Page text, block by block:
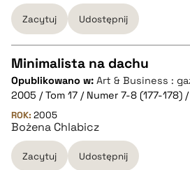
BIBTEX
pobierz cytat
Zacytuj Udostępnij
CZYSTY TEKST
pobierz cytat
Minimalista na dachu
Opublikowano w: Art & Business :
2005 / Tom 17 / Numer 7-8 (177-178)
ROK: 2005
Bożena Chlabicz
Zacytuj Udostępnij